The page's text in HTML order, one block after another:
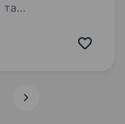
та
розвиватися